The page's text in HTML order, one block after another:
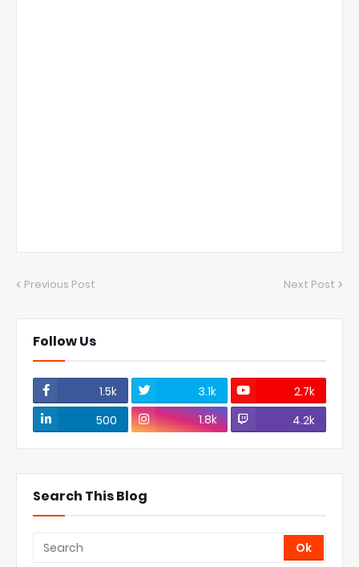
Previous Post Next Post
Follow Us
1.5k 3.1k
2.7k
500
1.8k 4.2k
Search This Blog